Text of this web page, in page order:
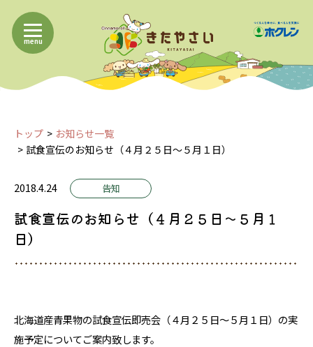
menu
トップ
お知らせ一覧
試食宣伝のお知らせ（４月２５日～５月１日）
2018.4.24 告知
試食宣伝のお知らせ（４月２５日～５月１
日）
北海道産青果物の試食宣伝即売会（４月２５日～５月１日）の実
施予定についてご案内致します。